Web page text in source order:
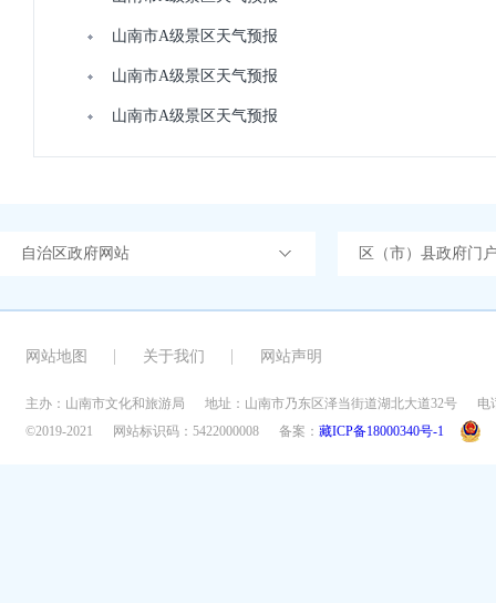
山南市A级景区天气预报
山南市A级景区天气预报
山南市A级景区天气预报
自治区政府网站 区（市）县政府门
网站地图 关于我们 网站声明
主办：山南市文化和旅游局 地址：山南市乃东区泽当街道湖北大道32号
电
©2019-2021
网站标识码：5422000008 备案： 藏ICP备18000340号-1